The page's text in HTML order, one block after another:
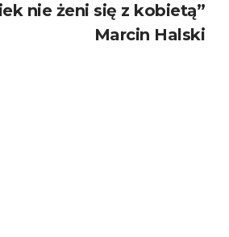
nie żeni się z kobietą”
Marcin Halski